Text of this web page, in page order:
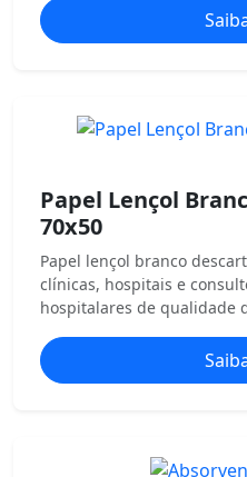
Papel Lençol
70x50
Papel lençol branco
clínicas, hospitais e
hospitalares de qualidade